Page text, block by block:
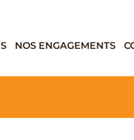
NOS ENGAGEMENTS